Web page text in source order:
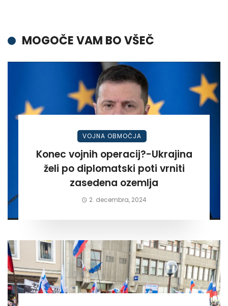
MOGOČE VAM BO VŠEČ
VOJNA OBMOČJA
Konec vojnih operacij?-Ukrajina
želi po diplomatski poti vrniti
zasedena ozemlja
2. decembra, 2024